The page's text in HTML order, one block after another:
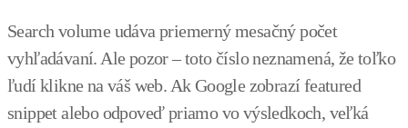
Search volume udáva priemerný mesačný počet
vyhľadávaní. Ale pozor – toto číslo neznamená, že toľko
ľudí klikne na váš web. Ak Google zobrazí featured
snippet alebo odpoveď priamo vo výsledkoch, veľká